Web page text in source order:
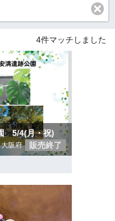
4件マッチしました
5/4(月・祝)
大阪府 販売終了